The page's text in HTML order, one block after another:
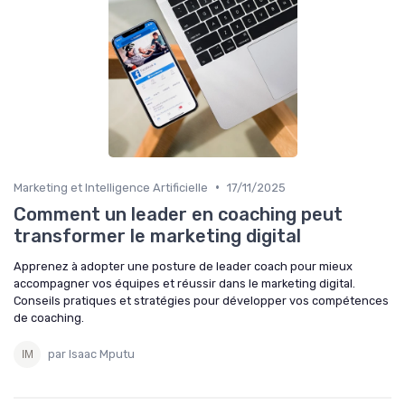
Marketing et Intelligence Artificielle • 17/11/2025
Comment un leader en coaching peut
transformer le marketing digital
Apprenez à adopter une posture de leader coach pour mieux
accompagner vos équipes et réussir dans le marketing digital.
Conseils pratiques et stratégies pour développer vos compétences
de coaching.
par Isaac Mputu